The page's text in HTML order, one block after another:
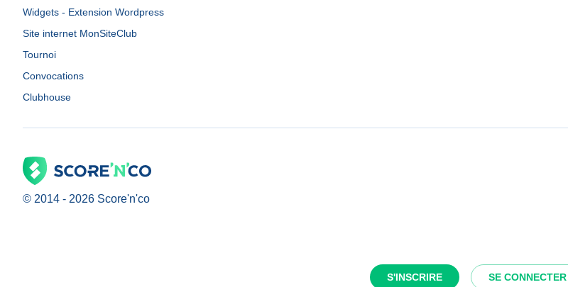
S'INSCRIRE SE CONNECTER
Widgets - Extension Wordpress
Site internet MonSiteClub
Tournoi
Convocations
Clubhouse
© 2014 - 2026 Score'n'co